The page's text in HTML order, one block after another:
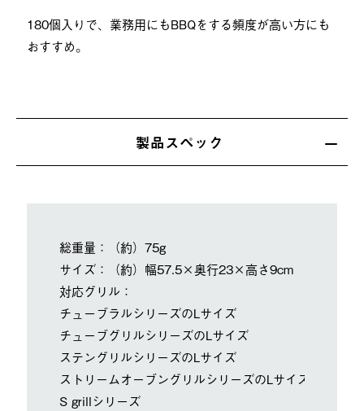
180個入りで、業務用にもBBQをする頻度が高い方にも
おすすめ。
製品スペック
総重量：（約）75g
サイズ：（約）幅57.5×奥行23×高さ9cm
対応グリル：
チューブラルシリーズのLサイズ
チューブグリルシリーズのLサイズ
ステングリルシリーズのLサイズ
ストリームオーブングリルシリーズのLサイズ
S grillシリーズ